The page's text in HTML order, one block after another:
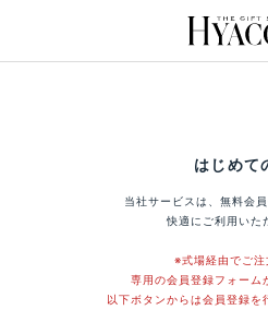
はじめて
当社サービスは、無料会
快適にご利用いた
※式場経由でご注
専用の会員登録フォーム
以下ボタンからは会員登録を